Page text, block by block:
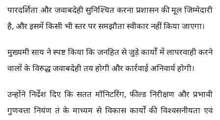
पारदर्शिता और जवाबदेही सुनिश्चित करना प्रशासन की मूल जिम्मेदारी
है, और इसमें किसी भी स्तर पर समझौता स्वीकार नहीं किया जाएगा।
मुख्यमंत्री साय ने स्पष्ट किया कि जनहित से जुड़े कार्यों में लापरवाही करने
वालों के विरुद्ध जवाबदेही तय होगी और कार्रवाई अनिवार्य होगी।
उन्होंने निर्देश दिए कि सतत मॉनिटरिंग, फील्ड निरीक्षण और प्रभावी
गुणवत्ता नियंत्रण तंत्र के माध्यम से विकास कार्यों की विश्वसनीयता एवं